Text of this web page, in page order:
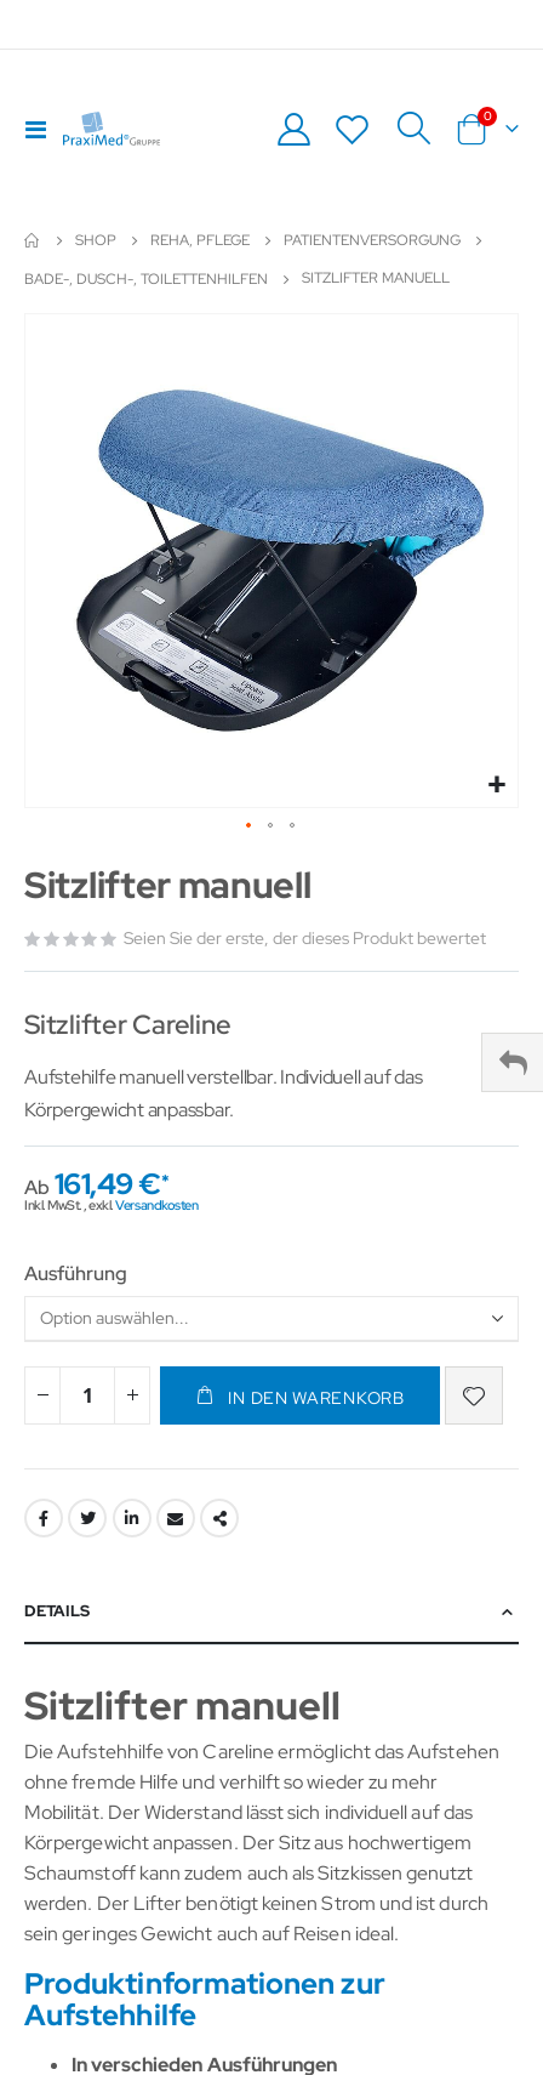
Navigation
umschalten
Warenkorb
0Artikel
SHOP REHA, PFLEGE
PATIENTENVERSORGUNG
BADE-, DUSCH-, TOILETTENHILFEN
SITZLIFTER MANUELL
Bildergalerie
Sitzlifter manuell
Seien Sie der erste, der dieses Produkt bewertet
Sitzlifter Careline
Aufstehilfe manuell verstellbar. Individuell auf das
Körpergewicht anpassbar.
Ab 161,49 €
Inkl. MwSt.,exkl.Versandkosten
Ausführung
IN DEN WARENKORB
DETAILS
Sitzlifter manuell
Die Aufstehhilfe von Careline ermöglicht das Aufstehen
ohne fremde Hilfe und verhilft so wieder zu mehr
Mobilität. Der Widerstand lässt sich individuell auf das
Körpergewicht anpassen. Der Sitz aus hochwertigem
Schaumstoff kann zudem auch als Sitzkissen genutzt
werden. Der Lifter benötigt keinen Strom und ist durch
sein geringes Gewicht auch auf Reisen ideal.
Produktinformationen zur
Aufstehhilfe
In verschieden Ausführungen